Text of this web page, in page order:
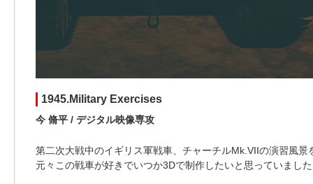
1945.Military Exercises
今 脩平 / デジタル映像専攻
第二次大戦中のイギリス軍戦車、チャーチルMk.VIIの演習風景
元々この戦車が好きでいつか3Dで制作したいと思っていまし